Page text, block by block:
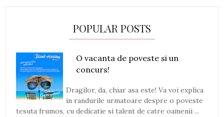
POPULAR POSTS
O vacanta de poveste si un
concurs!
Dragilor, da, chiar asa este! Va voi explica
in randurile urmatoare despre o poveste
tesuta frumos, cu dedicatie si talent de catre oamenii ...